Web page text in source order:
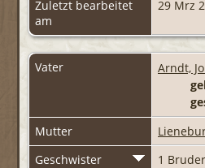
Zuletzt bearbeitet
am
29 Mrz
Vater
Arndt,
Mutter
Geschwister
1